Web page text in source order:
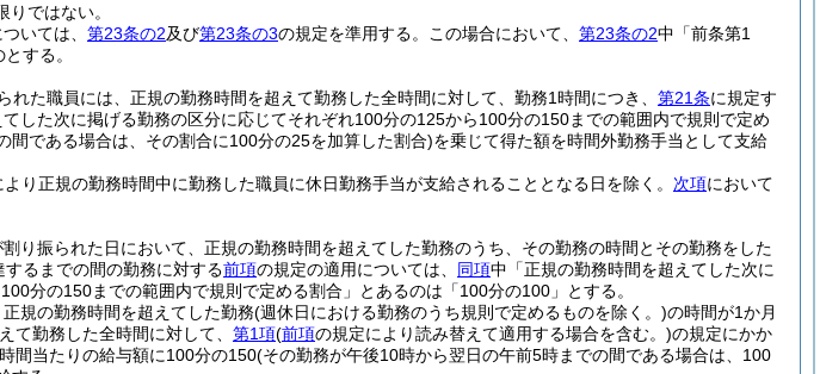
ではない。
いては、 第23条の2及び第23条の3の規定を準用する。 この場合において、 第23条の2中「前条第1
する。
た職員には、正規の勤務時間を超えて勤務した全時間に対して、勤務1時間につき、 第21条に規定す
した次に掲げる勤務の区分に応じてそれぞれ100分の125から100分の150までの範囲内で規則で定め
間である場合は、その割合に100分の25を加算した割合)を乗じて得た額を時間外勤務手当として支給
り正規の勤務時間中に勤務した職員に休日勤務手当が支給されることとなる日を除く。 次項において
り振られた日において、正規の勤務時間を超えてした勤務のうち、その勤務の時間とその勤務をした
るまでの間の勤務に対する前項の規定の適用については、 同項中「正規の勤務時間を超えてした次に
分の150までの範囲内で規則で定める割合」とあるのは「100分の100」とする。
規の勤務時間を超えてした勤務(週休日における勤務のうち規則で定めるものを除く。)の時間が1か月
て勤務した全時間に対して、 第1項(前項の規定により読み替えて適用する場合を含む。)の規定にかか
間当たりの給与額に100分の150(その勤務が午後10時から翌日の午前5時までの間である場合は、100